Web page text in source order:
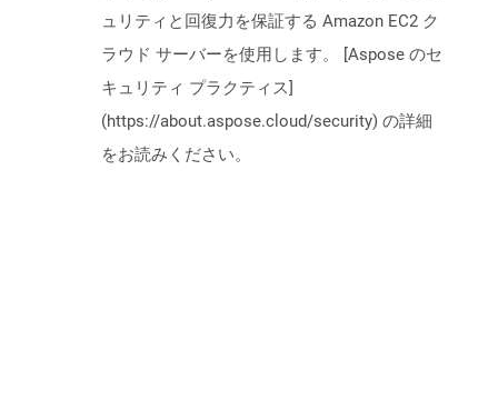
ュリティと回復力を保証する Amazon EC2 ク
ラウド サーバーを使用します。 [Aspose のセ
キュリティ プラクティス]
(https://about.aspose.cloud/security) の詳細
をお読みください。